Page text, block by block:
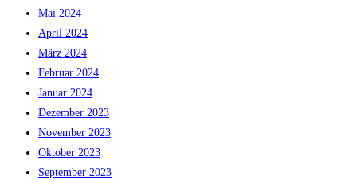
Mai 2024
April 2024
März 2024
Februar 2024
Januar 2024
Dezember 2023
November 2023
Oktober 2023
September 2023